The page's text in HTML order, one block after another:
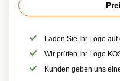
Laden Sie Ihr Logo
Wir prüfen Ihr Logo
Kunden geben uns